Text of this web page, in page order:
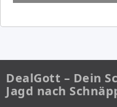
DealGott – Dein
Jagd nach